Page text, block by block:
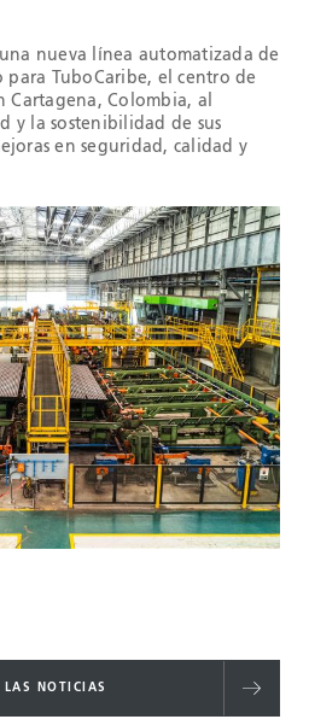
nueva línea automatizada de
para TuboCaribe, el centro de
Cartagena, Colombia, al
y la sostenibilidad de sus
en seguridad, calidad y
LAS NOTICIAS